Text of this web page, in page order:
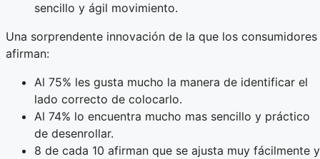
sencillo y ágil movimiento.
Una sorprendente innovación de la que los consumidores
afirman:
Al 75% les gusta mucho la manera de identificar el
lado correcto de colocarlo.
Al 74% lo encuentra mucho mas sencillo y práctico
de desenrollar.
8 de cada 10 afirman que se ajusta muy fácilmente y